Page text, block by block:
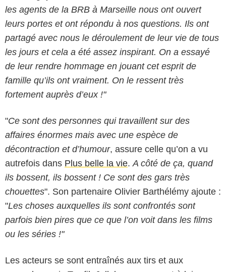
les agents de la BRB à Marseille nous ont ouvert
leurs portes et ont répondu à nos questions. Ils ont
partagé avec nous le déroulement de leur vie de tous
les jours et cela a été assez inspirant. On a essayé
de leur rendre hommage en jouant cet esprit de
famille qu’ils ont vraiment. On le ressent très
fortement auprès d’eux !"
"Ce sont des personnes qui travaillent sur des
affaires énormes mais avec une espèce de
décontraction et d’humour, assure celle qu’on a vu
autrefois dans Plus belle la vie. A côté de ça, quand
ils bossent, ils bossent ! Ce sont des gars très
chouettes". Son partenaire Olivier Barthélémy ajoute :
"Les choses auxquelles ils sont confrontés sont
parfois bien pires que ce que l’on voit dans les films
ou les séries !"
Les acteurs se sont entraînés aux tirs et aux